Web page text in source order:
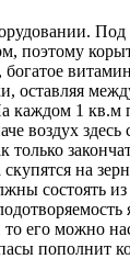
оставляя
1 кв.м
воздух
на
состоять
его можно
пополнит